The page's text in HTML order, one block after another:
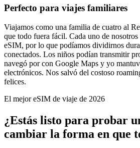
Perfecto para viajes familiares
Viajamos como una familia de cuatro al
que todo fuera fácil. Cada uno de
eSIM, por lo que podíamos dividirnos
conectados. Los niños podían transmitir
navegó por con Google Maps y yo
electrónicos. Nos salvó del costoso
felices.
El mejor eSIM de viaje de 2026
¿Estás listo para probar
cambiar la forma en que